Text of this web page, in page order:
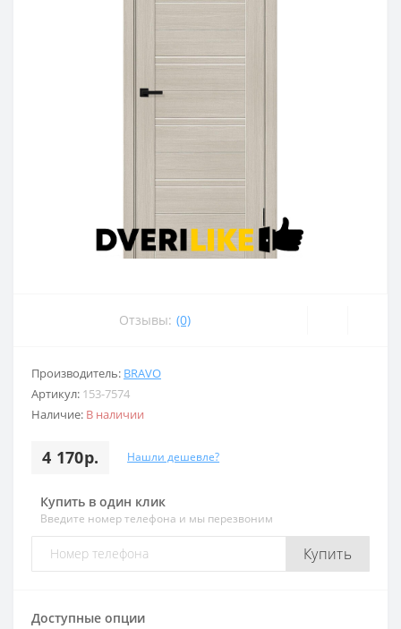
Отзывы: (0)
Производитель: BRAVO
Артикул: 153-7574
Наличие: В наличии
4 170р. Нашли дешевле?
Купить в один клик
Введите номер телефона и мы перезвоним
Купить
Доступные опции